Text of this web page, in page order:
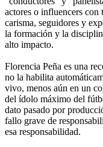
actores o influencers con
carisma, seguidores y
la formación y la
alto impacto.
Florencia Peña es una
no la habilita
vivo, menos aún en un
del ídolo máximo del
dato pasado por
fallo grave de
esa responsabilidad.